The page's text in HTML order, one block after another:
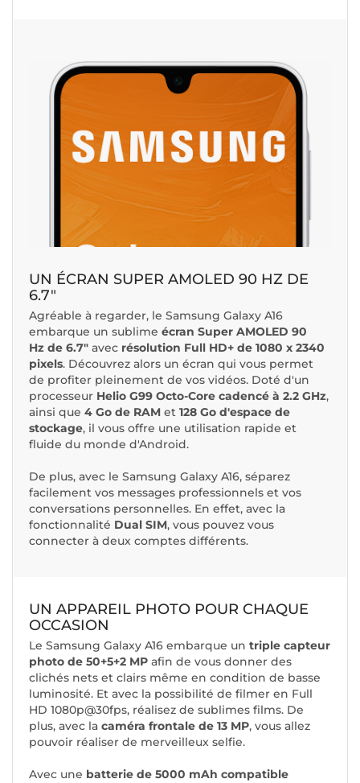
UN ÉCRAN SUPER AMOLED 90 HZ DE
6.7"
Agréable à regarder, le Samsung Galaxy A16
embarque un sublime écran Super AMOLED 90
Hz de 6.7" avec résolution Full HD+ de 1080 x 2340
pixels. Découvrez alors un écran qui vous permet
de profiter pleinement de vos vidéos. Doté d'un
processeur Helio G99 Octo-Core cadencé à 2.2 GHz,
ainsi que 4 Go de RAM et 128 Go d'espace de
stockage, il vous offre une utilisation rapide et
fluide du monde d'Android.
De plus, avec le Samsung Galaxy A16, séparez
facilement vos messages professionnels et vos
conversations personnelles. En effet, avec la
fonctionnalité Dual SIM, vous pouvez vous
connecter à deux comptes différents.
UN APPAREIL PHOTO POUR CHAQUE
OCCASION
Le Samsung Galaxy A16 embarque un triple capteur
photo de 50+5+2 MP afin de vous donner des
clichés nets et clairs même en condition de basse
luminosité. Et avec la possibilité de filmer en Full
HD 1080p@30fps, réalisez de sublimes films. De
plus, avec la caméra frontale de 13 MP, vous allez
pouvoir réaliser de merveilleux selfie.
Avec une batterie de 5000 mAh compatible